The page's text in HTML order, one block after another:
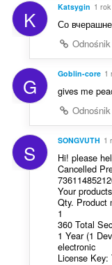
K Katsygin 1
Со
Odnośnik
G Goblin-core 1
gives me
Odnośnik
S SONGVUTH 1
Hi! please
Cancelled
Your products
Qty. Product
1
360 Total
1 Year (1
electronic
License